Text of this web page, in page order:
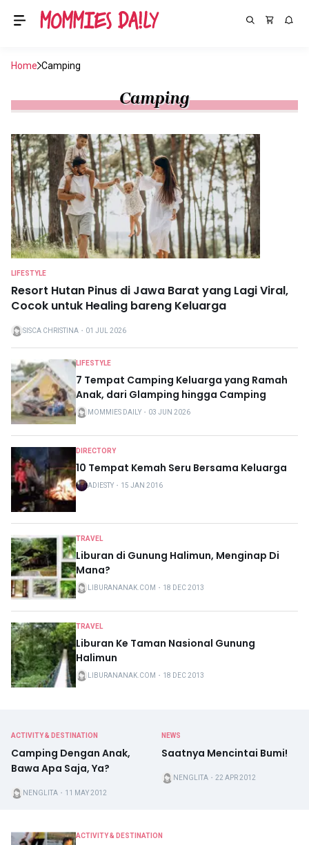
Home Camping
Camping
LIFESTYLE
Resort Hutan Pinus di Jawa Barat yang Lagi Viral,
Cocok untuk Healing bareng Keluarga
SISCA CHRISTINA ・ 01 JUL 2026
LIFESTYLE
7 Tempat Camping Keluarga yang Ramah
Anak, dari Glamping hingga Camping
MOMMIES DAILY ・ 03 JUN 2026
DIRECTORY
10 Tempat Kemah Seru Bersama Keluarga
ADIESTY ・ 15 JAN 2016
TRAVEL
Liburan di Gunung Halimun, Menginap Di
Mana?
LIBURANANAK.COM ・ 18 DEC 2013
TRAVEL
Liburan Ke Taman Nasional Gunung
Halimun
LIBURANANAK.COM ・ 18 DEC 2013
ACTIVITY & DESTINATION
Camping Dengan Anak,
Bawa Apa Saja, Ya?
NENGLITA ・ 11 MAY 2012
NEWS
Saatnya Mencintai Bumi!
NENGLITA ・ 22 APR 2012
ACTIVITY & DESTINATION